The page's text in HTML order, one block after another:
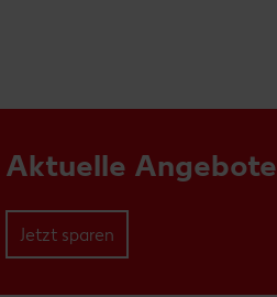
Aktuelle Angebote
Jetzt sparen